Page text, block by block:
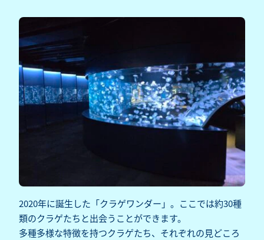
2020年に誕生した「クラゲワンダー」。ここでは約30種
類のクラゲたちと出会うことができます。
多種多様な特徴を持つクラゲたち、それぞれの見どころ